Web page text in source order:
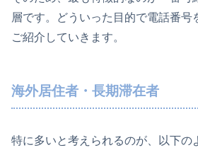
層です。どういった目的で電話番号
ご紹介していきます。
海外居住者・長期滞在者
特に多いと考えられるのが、以下の